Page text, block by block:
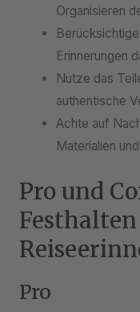
Organisieren
Erinnerungen
Nutze das
authentische
Achte auf
Materialien
Pro und
Pro